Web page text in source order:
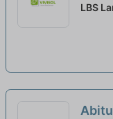
LBS